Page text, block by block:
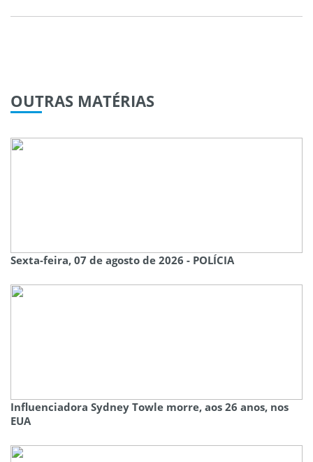
OUTRAS MATÉRIAS
Sexta-feira, 07 de agosto de 2026 - POLÍCIA
Influenciadora Sydney Towle morre, aos 26 anos, nos
EUA